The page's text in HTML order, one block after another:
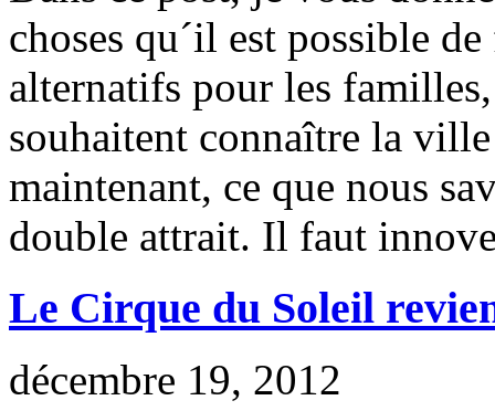
choses qu´il est possible
alternatifs pour les
souhaitent connaître la
maintenant, ce que nous
double attrait. Il faut
Le Cirque du Soleil
décembre 19, 2012